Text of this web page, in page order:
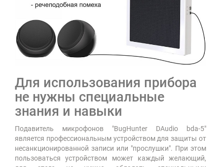
Для использования прибора
не нужны специальные
знания и навыки
Подавитель микрофонов "BugHunter DAudio bda-5"
является профессиональным устройством для защиты от
несанкционированной записи или "прослушки". При этом
пользоваться устройством может каждый желающий,